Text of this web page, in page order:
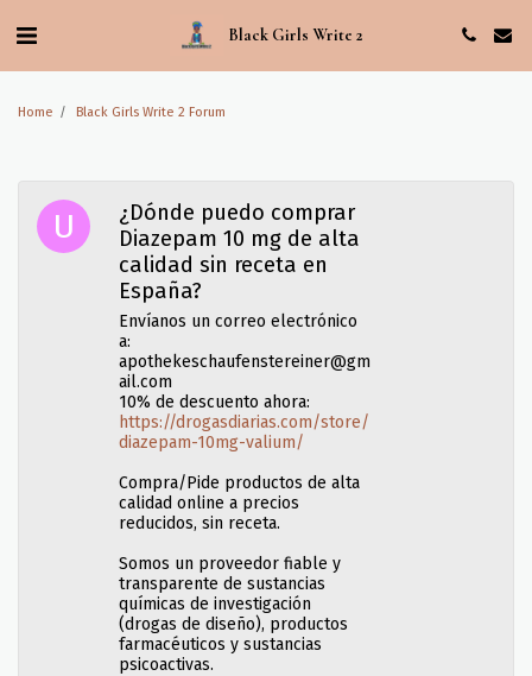
Black Girls Write 2
Home Black Girls Write 2 Forum
¿Dónde puedo comprar
Diazepam 10 mg de alta
calidad sin receta en
España?
Envíanos un correo electrónico
a:
apothekeschaufenstereiner@gm
ail.com
10% de descuento ahora:
https://drogasdiarias.com/store/
diazepam-10mg-valium/
Compra/Pide productos de alta
calidad online a precios
reducidos, sin receta.
Somos un proveedor fiable y
transparente de sustancias
químicas de investigación
(drogas de diseño), productos
farmacéuticos y sustancias
psicoactivas.